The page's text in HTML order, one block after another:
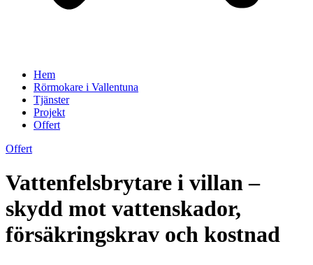
Hem
Rörmokare i Vallentuna
Tjänster
Projekt
Offert
Offert
Vattenfelsbrytare i villan –
skydd mot vattenskador,
försäkringskrav och kostnad